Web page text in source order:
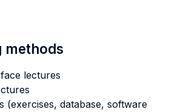
methods
lectures
(exercises, database, software